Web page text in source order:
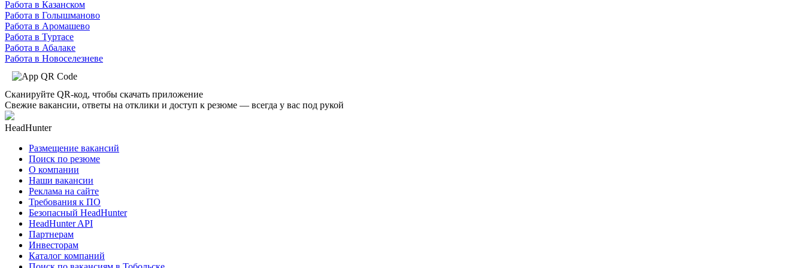
Работа в Казанском
Работа в Голышманово
Работа в Аромашево
Работа в Туртасе
Работа в Абалаке
Работа в Новоселезневе
Сканируйте QR-код, чтобы скачать приложение
Свежие вакансии, ответы на отклики и доступ к резюме — всегда у вас под рукой
HeadHunter
Размещение вакансий
Поиск по резюме
О компании
Наши вакансии
Реклама на сайте
Требования к ПО
Безопасный HeadHunter
HeadHunter API
Партнерам
Инвесторам
Каталог компаний